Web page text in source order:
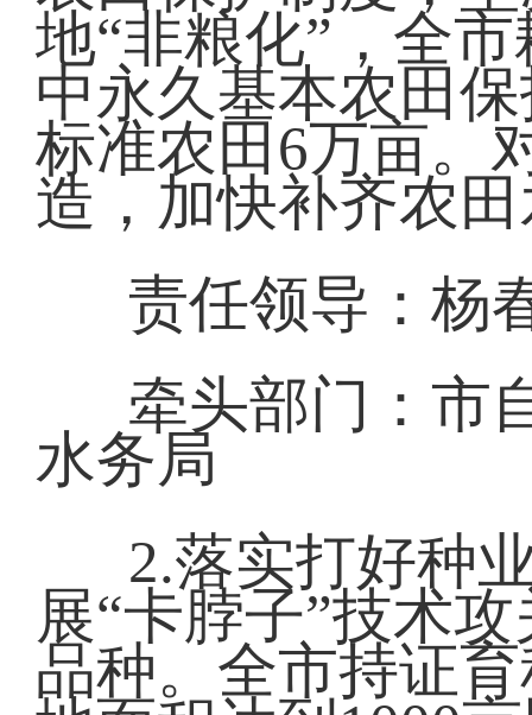
地“非粮化”，全
中永久基本农田
标准农田6万亩。
造，加快补齐农
责任领导：杨
牵头部门：市
水务局
2.落实打好种
展“卡脖子”技术
品种。全市持证